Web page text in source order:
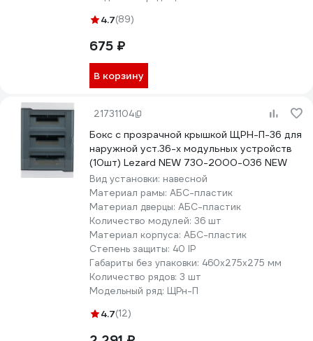
4.7(89)
675 ₽
В корзину
21731104
Бокс с прозрачной крышкой ЩРН-П-36 для
наружной уст.36-х модульных устройств
(10шт) Lezard NEW 730-2000-036 NEW
Вид установки: навесной
Материал рамы: АБС-пластик
Материал дверцы: АБС-пластик
Количество модулей: 36 шт
Материал корпуса: АБС-пластик
Степень защиты: 40 IP
Габариты без упаковки: 460х275х275 мм
Количество рядов: 3 шт
Модельный ряд: ЩРн-П
4.7(12)